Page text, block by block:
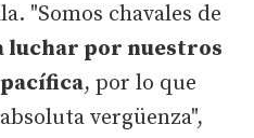
"Somos chavales de
luchar por nuestros
, por lo que
vergüenza",